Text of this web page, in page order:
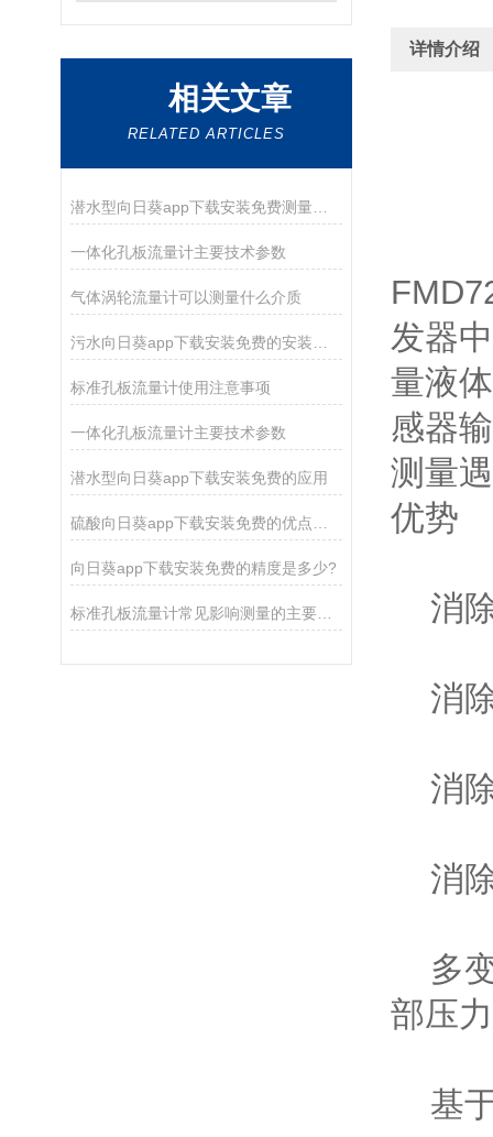
相关文章
RELATED ARTICLES
潜水型向日葵app下载安装免费测量原理
一体化孔板流量计主要技术参数
气体涡轮流量计可以测量什么介质
标准孔板流量计使用注意事项
一体化孔板流量计主要技术参数
潜水型向日葵app下载安装免费的应用
向日葵app下载安装免费的精度是多少?
标准孔板流量计常见影响测量的主要因素
详情介绍
发器中
量液体
感器
测量遇
优势
消除
消除
消除
消除
多变
部压
基于